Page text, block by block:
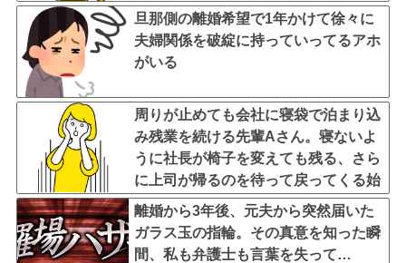
ったｗｗｗ
旦那側の離婚希望で1年かけて徐々に
夫婦関係を破綻に持っていってるアホ
がいる
周りが止めても会社に寝袋で泊まり込
み残業を続ける先輩Aさん。寝ないよ
うに社長が椅子を変えても残る、さら
に上司が帰るのを待って戻ってくる始
末…そんなある日、出社すると社内が
騒然としていて・・・
離婚から3年後、元夫から突然届いた
ガラス玉の指輪。その真意を知った瞬
間、私も弁護士も言葉を失って…